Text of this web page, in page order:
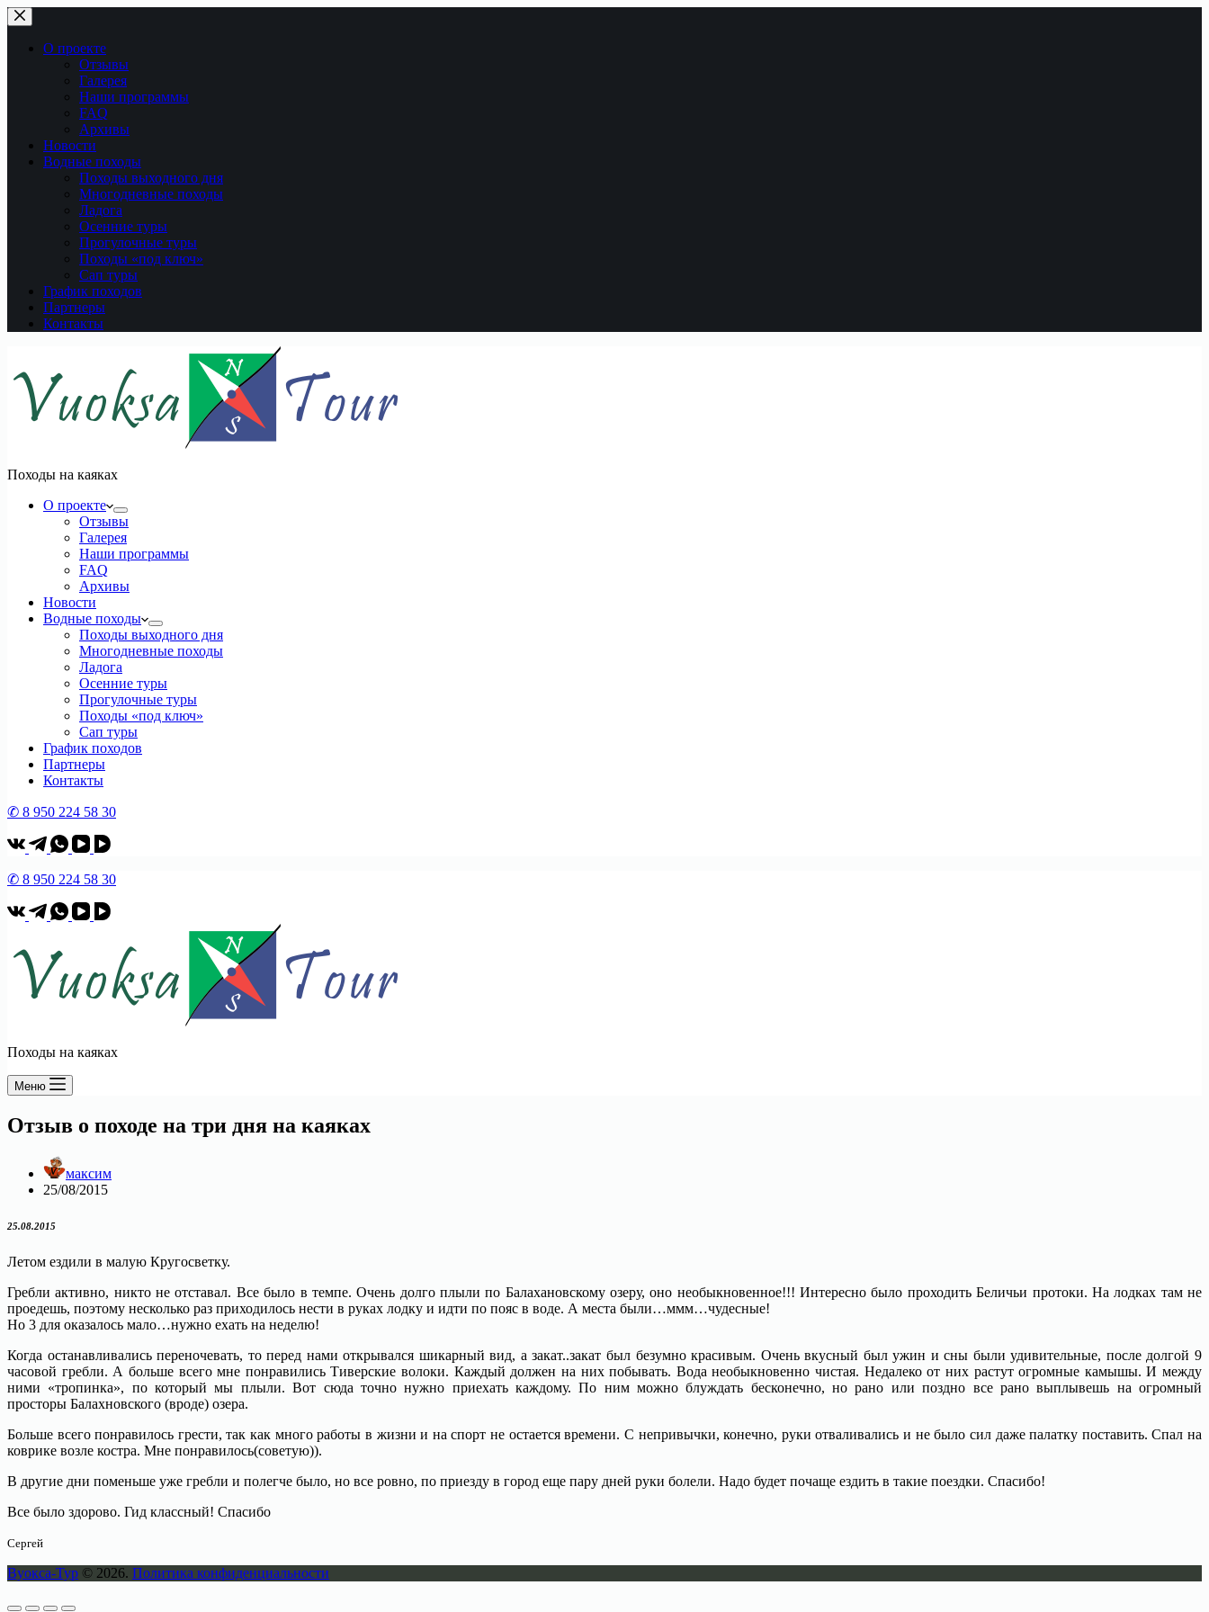
Перейти
к
сути
О проекте
Отзывы
Галерея
Наши программы
FAQ
Архивы
Новости
Водные походы
Походы выходного дня
Многодневные походы
Ладога
Осенние туры
Прогулочные туры
Походы «под ключ»
Сап туры
График походов
Партнеры
Контакты
Походы на каяках
О проекте
Отзывы
Галерея
Наши программы
FAQ
Архивы
Новости
Водные походы
Походы выходного дня
Многодневные походы
Ладога
Осенние туры
Прогулочные туры
Походы «под ключ»
Сап туры
График походов
Партнеры
Контакты
✆ 8 950 224 58 30
✆ 8 950 224 58 30
Походы на каяках
Меню
Отзыв о походе на три дня на каяках
максим
25/08/2015
25.08.2015
Летом ездили в малую Кругосветку.
Гребли активно, никто не отставал. Все было в темпе. Очень долго плыли по Балахановскому озеру, оно необыкновенное!!! Интересно было проходить Беличьи протоки. На лодках там не
проедешь, поэтому несколько раз приходилось нести в руках лодку и идти по пояс в воде. А места были…ммм…чудесные!
Но 3 для оказалось мало…нужно ехать на неделю!
Когда останавливались переночевать, то перед нами открывался шикарный вид, а закат..закат был безумно красивым. Очень вкусный был ужин и сны были удивительные, после долгой 9
часовой гребли. А больше всего мне понравились Тиверские волоки. Каждый должен на них побывать. Вода необыкновенно чистая. Недалеко от них растут огромные камышы. И между
ними «тропинка», по который мы плыли. Вот сюда точно нужно приехать каждому. По ним можно блуждать бесконечно, но рано или поздно все рано выплывешь на огромный
просторы Балахновского (вроде) озера.
Больше всего понравилось грести, так как много работы в жизни и на спорт не остается времени. С непривычки, конечно, руки отваливались и не было сил даже палатку поставить. Спал на
коврике возле костра. Мне понравилось(советую)).
В другие дни поменьше уже гребли и полегче было, но все ровно, по приезду в город еще пару дней руки болели. Надо будет почаще ездить в такие поездки. Спасибо!
Все было здорово. Гид классный! Спасибо
Сергей
Вуокса-Тур © 2026. Политика конфиденциальности